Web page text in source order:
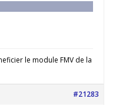
le module FMV de la
#21283